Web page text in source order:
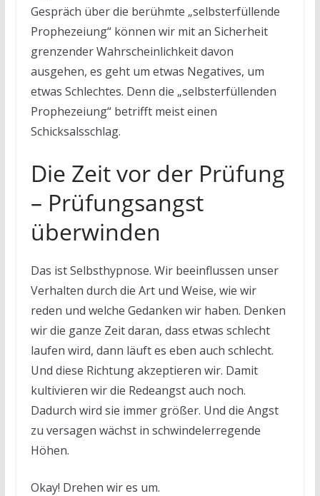
Gespräch über die berühmte „selbsterfüllende
Prophezeiung“ können wir mit an Sicherheit
grenzender Wahrscheinlichkeit davon
ausgehen, es geht um etwas Negatives, um
etwas Schlechtes. Denn die „selbsterfüllenden
Prophezeiung“ betrifft meist einen
Schicksalsschlag.
Die Zeit vor der Prüfung
– Prüfungsangst
überwinden
Das ist Selbsthypnose. Wir beeinflussen unser
Verhalten durch die Art und Weise, wie wir
reden und welche Gedanken wir haben. Denken
wir die ganze Zeit daran, dass etwas schlecht
laufen wird, dann läuft es eben auch schlecht.
Und diese Richtung akzeptieren wir. Damit
kultivieren wir die Redeangst auch noch.
Dadurch wird sie immer größer. Und die Angst
zu versagen wächst in schwindelerregende
Höhen.
Okay! Drehen wir es um.